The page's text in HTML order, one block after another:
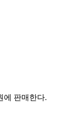
에 판매한다.